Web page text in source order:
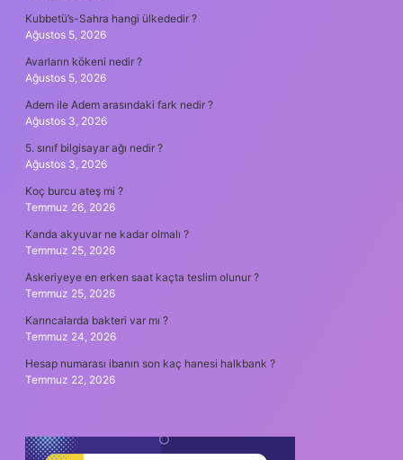
Kubbetü’s-Sahra hangi ülkededir ?
Ağustos 5, 2026
Avarların kökeni nedir ?
Ağustos 5, 2026
Adem ile Adem arasındaki fark nedir ?
Ağustos 3, 2026
5. sınıf bilgisayar ağı nedir ?
Ağustos 3, 2026
Koç burcu ateş mi ?
Temmuz 26, 2026
Kanda akyuvar ne kadar olmalı ?
Temmuz 25, 2026
Askeriyeye en erken saat kaçta teslim olunur ?
Temmuz 25, 2026
Karıncalarda bakteri var mı ?
Temmuz 24, 2026
Hesap numarası ibanın son kaç hanesi halkbank ?
Temmuz 22, 2026